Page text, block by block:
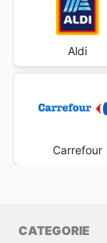
Aldi
Carrefour
CATEGORIE